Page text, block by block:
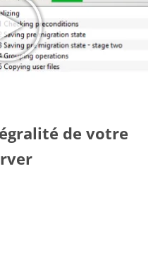
de votre